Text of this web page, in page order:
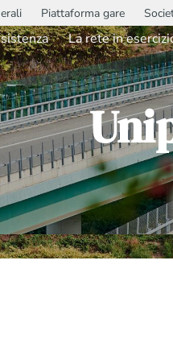
Piattaforma gare
La rete in